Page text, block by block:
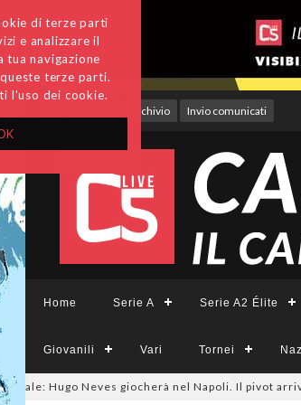
di terze parti
e analizzare il
tua navigazione
terze parti.
l'uso dei cookie.
Archivio Invio comunicati
Home Serie A Serie A2 Élite
Giovanili Vari Tornei
Hugo Neves giocherà nel Napoli. Il pivot arriva in